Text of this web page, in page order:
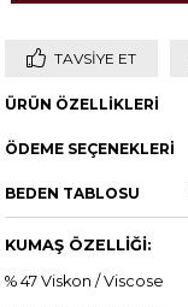
TAVSIYE ET
ÜRÜN ÖZELLIKLERI
ÖDEME SEÇENEKLERI
BEDEN TABLOSU
KUMAŞ ÖZELLİĞİ:
% 47 Viskon / Viscose